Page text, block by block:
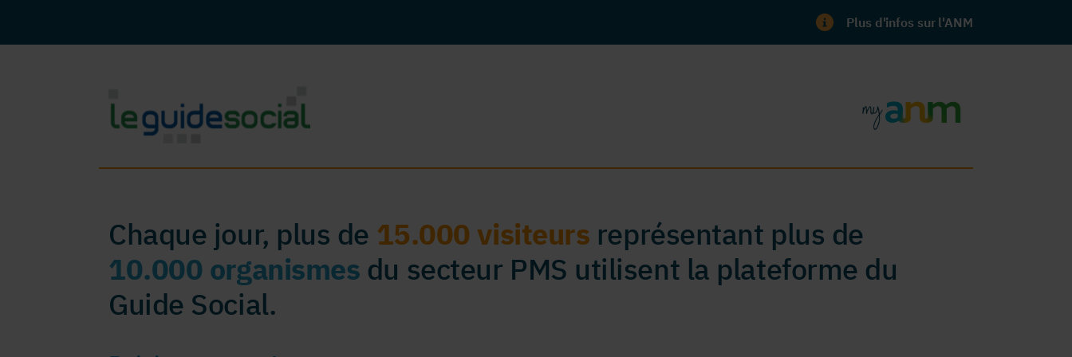
Plus d'infos sur l'ANM
Chaque jour, plus de 15.000 visiteurs représentant plus de
10.000 organismes du secteur PMS utilisent la plateforme du
Guide Social.